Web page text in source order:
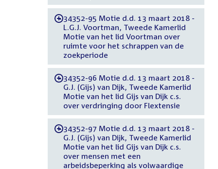
-34352-95 Motie d.d. 13 maart 2018 -
L.G.J. Voortman, Tweede Kamerlid
Motie van het lid Voortman over
ruimte voor het schrappen van de
zoekperiode
-34352-96 Motie d.d. 13 maart 2018 -
G.J. (Gijs) van Dijk, Tweede Kamerlid
Motie van het lid Gijs van Dijk c.s.
over verdringing door Flextensie
-34352-97 Motie d.d. 13 maart 2018 -
G.J. (Gijs) van Dijk, Tweede Kamerlid
Motie van het lid Gijs van Dijk c.s.
over mensen met een
arbeidsbeperking als volwaardige